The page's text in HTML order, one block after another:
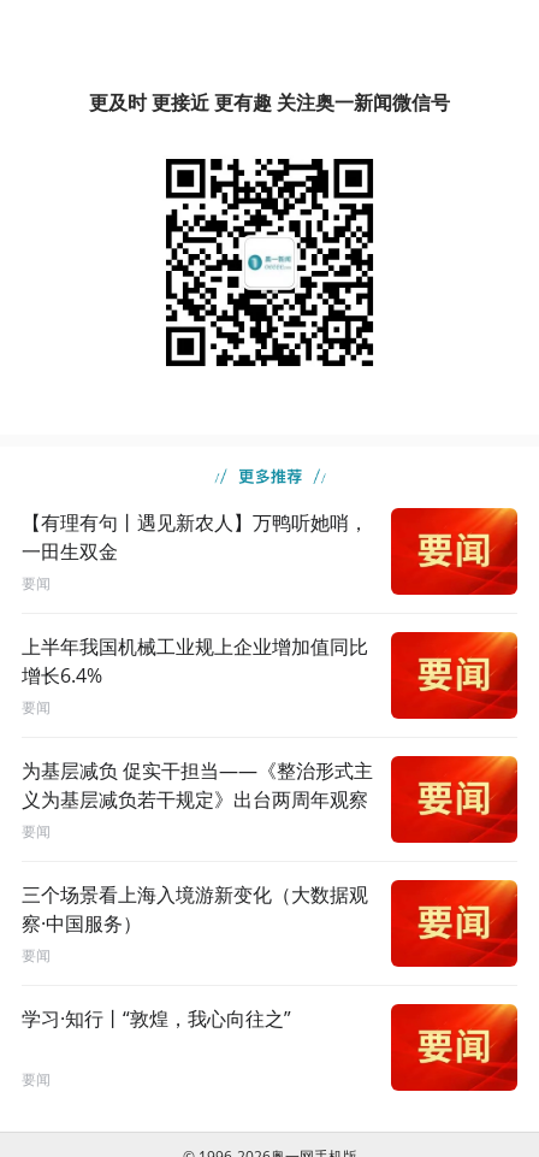
更及时 更接近 更有趣 关注奥一新闻微信号
【有理有句丨遇见新农人】万鸭听她哨，
一田生双金
要闻
上半年我国机械工业规上企业增加值同比
增长6.4%
要闻
为基层减负 促实干担当——《整治形式主
义为基层减负若干规定》出台两周年观察
要闻
三个场景看上海入境游新变化（大数据观
察·中国服务）
要闻
学习·知行丨“敦煌，我心向往之”
要闻